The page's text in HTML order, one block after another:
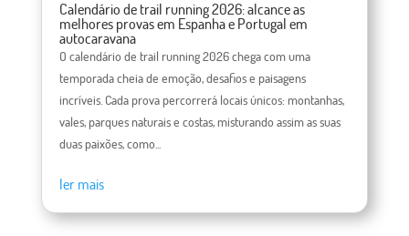
Calendário de trail running 2026: alcance as
melhores provas em Espanha e Portugal em
autocaravana
O calendário de trail running 2026 chega com uma
temporada cheia de emoção, desafios e paisagens
incríveis. Cada prova percorrerá locais únicos: montanhas,
vales, parques naturais e costas, misturando assim as suas
duas paixões, como...
ler mais